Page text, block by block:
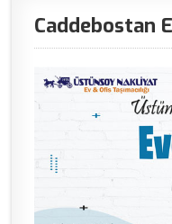
Caddebostan